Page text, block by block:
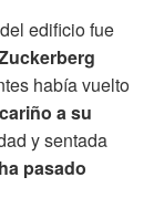
edificio fue
había vuelto
a su
y sentada
pasado